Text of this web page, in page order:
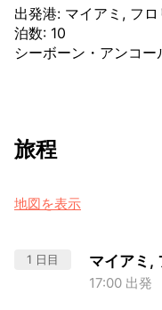
出発港: マイアミ, フ
泊数: 10
シーボーン・アンコー
旅程
地図を表示
1 日目 マイアミ,
17:00 出発